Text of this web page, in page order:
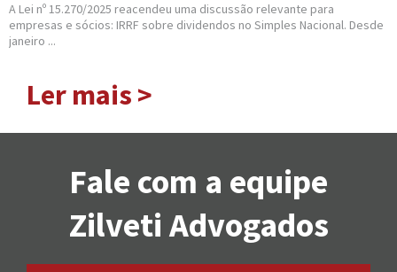
A Lei nº 15.270/2025 reacendeu uma discussão relevante para
empresas e sócios: IRRF sobre dividendos no Simples Nacional. Desde
janeiro ...
Ler mais >
Fale com a equipe
Zilveti Advogados